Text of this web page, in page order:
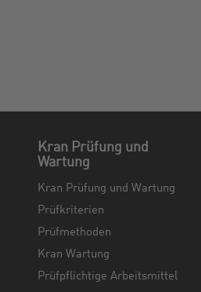
Kran Prüfung und
Wartung
Kran Prüfung und Wartung
Prüfkriterien
Prüfmethoden
Kran Wartung
Prüfpflichtige Arbeitsmittel